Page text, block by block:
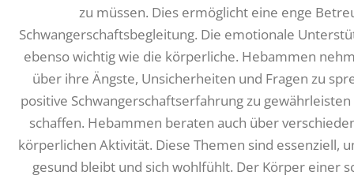
zu müssen. Dies ermöglicht eine enge
Schwangerschaftsbegleitung. Die emotionale
ebenso wichtig wie die körperliche. Hebammen
über ihre Ängste, Unsicherheiten und Fragen zu
positive Schwangerschaftserfahrung zu
schaffen. Hebammen beraten auch über
körperlichen Aktivität. Diese Themen sind essenziell,
gesund bleibt und sich wohlfühlt. Der Körper einer